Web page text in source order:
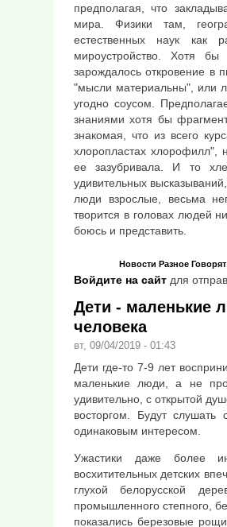
предполагая, что
мира. Физики там,
естественных наук как
мироустройство. Хотя
зарождалось откровение в
"мысли материальны", или
угодно соусом.
знаниями хотя бы
знакомая, что из всего
хлоропластах хлорофилл",
ее зазубривала. И то
удивительных
люди взрослые, весьма
творится в головах людей
боюсь и представить.
Новости Разное Говорят
Войдите на сайт для
Дети - маленькие
человека
вт, 09/04/2019 - 01:43
Дети где-то 7-9 лет
маленькие люди, а не
удивительно, с открытой
восторгом. Будут
одинаковым интересом.
Ужастики даже более
восхитительных детских
глухой белорусской
промышленного степного,
показались березовые